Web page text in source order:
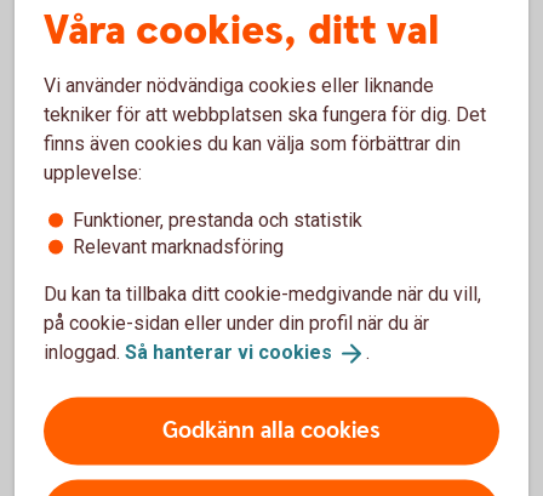
Vanliga frågor och svar om
Realobligationer
Vem kan köpa realräntelån?
Vilken är lägsta placeringsvolymen?
Vilka faciliteter behövs för att kunna handla?
Ränteplaceringar
Våra cookies, ditt val
Vi använder nödvändiga cookies eller liknande
tekniker för att webbplatsen ska fungera för dig. Det
finns även cookies du kan välja som förbättrar din
upplevelse:
Funktioner, prestanda och statistik
Relevant marknadsföring
Du kan ta tillbaka ditt cookie-medgivande när du vill,
på cookie-sidan eller under din profil när du är
inloggad. Så hanterar vi cookies .
Godkänn alla cookies